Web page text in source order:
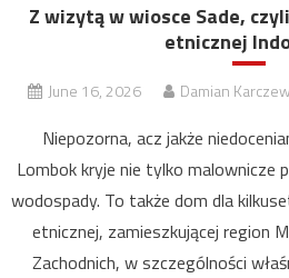
Z wizytą w wiosce Sade,
etnicznej
June 16, 2026 Damian
Niepozorna, acz jakże
Lombok kryje nie tylko malownicze
wodospady. To także dom dla
etnicznej, zamieszkującej region
Zachodnich, w szczególności